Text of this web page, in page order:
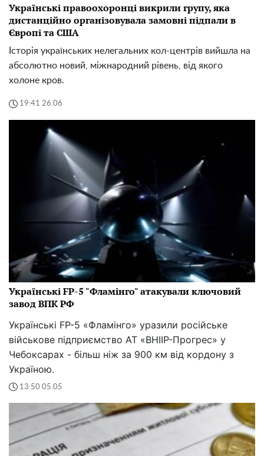
Українські правоохоронці викрили групу, яка
дистанційно організовувала замовні підпали в
Європі та США
Історія українських нелегальних кол-центрів вийшла на
абсолютно новий, міжнародний рівень, від якого
холоне кров.
19:41 26.06
Українські FP-5 "Фламінго" атакували ключовий
завод ВПК РФ
Українські FP-5 «Фламінго» уразили російське
військове підприємство АТ «ВНІІР-Прогрес» у
Чебоксарах - більш ніж за 900 км від кордону з
Україною.
13:50 05.05